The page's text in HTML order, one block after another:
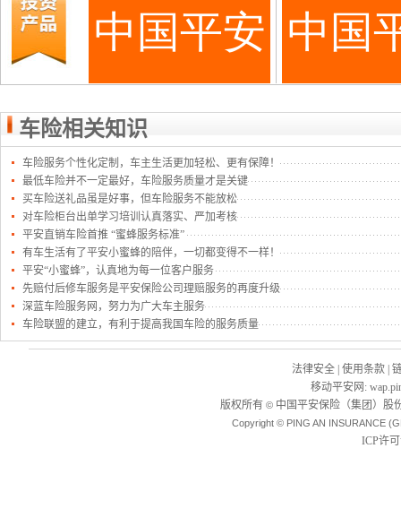
车险相关知识
车险服务个性化定制，车主生活更加轻松、更有保障！
最低车险并不一定最好，车险服务质量才是关键
买车险送礼品虽是好事，但车险服务不能放松
对车险柜台出单学习培训认真落实、严加考核
平安直销车险首推 “蜜蜂服务标准”
有车生活有了平安小蜜蜂的陪伴，一切都变得不一样！
平安“小蜜蜂”，认真地为每一位客户服务
先赔付后修车服务是平安保险公司理赔服务的再度升级
深蓝车险服务网，努力为广大车主服务
车险联盟的建立，有利于提高我国车险的服务质量
法律安全 使用条款
移动平安网 :
版权所有 ©中国平安保险（集团）股
Copyright © PING AN INSURANCE
ICP许